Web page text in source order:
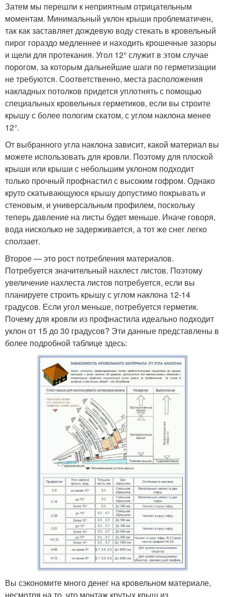
Затем мы перешли к неприятным отрицательным
моментам. Минимальный уклон крыши проблематичен,
так как заставляет дождевую воду стекать в кровельный
пирог гораздо медленнее и находить крошечные зазоры
и щели для протекания. Угол 12° служит в этом случае
порогом, за которым дальнейшие шаги по герметизации
не требуются. Соответственно, места расположения
накладных потолков придется уплотнять с помощью
специальных кровельных герметиков, если вы строите
крышу с более пологим скатом, с углом наклона менее
12°.
От выбранного угла наклона зависит, какой материал вы
можете использовать для кровли. Поэтому для плоской
крыши или крыши с небольшим уклоном подходит
только прочный профнастил с высоким гофром. Однако
круто скатывающуюся крышу допустимо покрывать и
стеновым, и универсальным профилем, поскольку
теперь давление на листы будет меньше. Иначе говоря,
вода нисколько не задерживается, а тот же снег легко
сползает.
Второе — это рост потребления материалов.
Потребуется значительный нахлест листов. Поэтому
увеличение нахлеста листов потребуется, если вы
планируете строить крышу с углом наклона 12-14
градусов. Если угол меньше, потребуется герметик.
Почему для кровли из профнастила идеально подходит
уклон от 15 до 30 градусов? Эти данные представлены в
более подробной таблице здесь:
Вы сэкономите много денег на кровельном материале,